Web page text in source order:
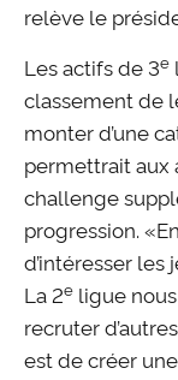
relève le
Les actifs de 3e
classement de
monter d’une
permettrait aux
challenge
progression.
d’intéresser les
La 2e ligue
recruter
est de créer